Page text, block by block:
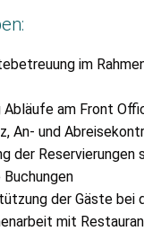
im
am Front
An- und
der Reservierungen
Buchungen
der Gäste bei
mit